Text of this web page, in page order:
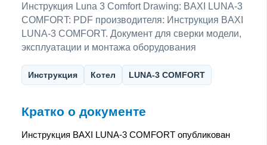
Инструкция Luna 3 Comfort Drawing: BAXI LUNA-3
COMFORT: PDF производителя: Инструкция BAXI
LUNA-3 COMFORT. Документ для сверки модели,
эксплуатации и монтажа оборудования
Инструкция Котел LUNA-3 COMFORT
Кратко о документе
Инструкция BAXI LUNA-3 COMFORT опубликован